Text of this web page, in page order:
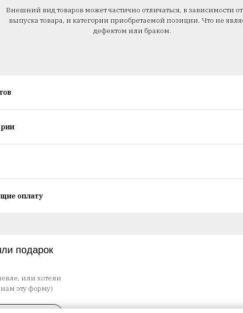
Внешний вид товаров может частично отличаться, в зависимости от
выпуска товара, и категории приобретаемой позиции. Что не
дефектом или браком.
оплату
подарок
или хотели
эту форму)